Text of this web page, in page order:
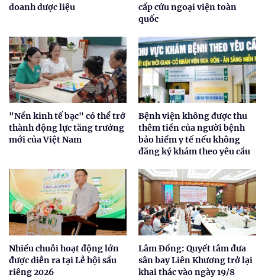
doanh dược liệu
cấp cứu ngoại viện toàn
quốc
"Nền kinh tế bạc" có thể trở
thành động lực tăng trưởng
mới của Việt Nam
Bệnh viện không được thu
thêm tiền của người bệnh
bảo hiểm y tế nếu không
đăng ký khám theo yêu cầu
Nhiều chuỗi hoạt động lớn
được diễn ra tại Lễ hội sầu
riêng 2026
Lâm Đồng: Quyết tâm đưa
sân bay Liên Khương trở lại
khai thác vào ngày 19/8